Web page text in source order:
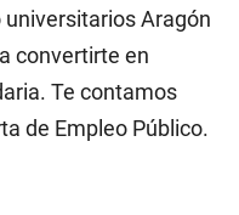
universitarios Aragón
convertirte en
Te contamos
de Empleo Público.